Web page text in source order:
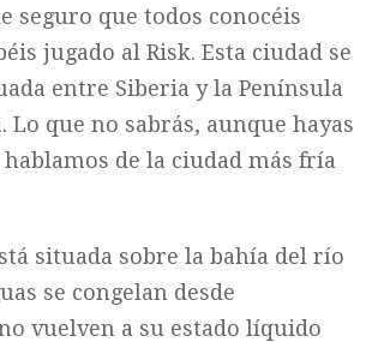
seguro que todos conocéis
jugado al Risk. Esta ciudad se
entre Siberia y la Península
Lo que no sabrás, aunque hayas
de la ciudad más fría
situada sobre la bahía del río
se congelan desde
vuelven a su estado líquido